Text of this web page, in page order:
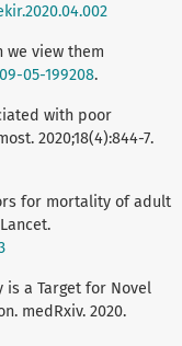
we view them
05-199208.
with poor
2020;18(4):844-7.
for mortality of adult
is a Target for Novel
medRxiv. 2020.